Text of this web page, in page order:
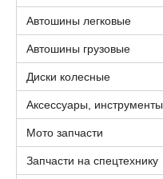
Автошины легковые
Автошины грузовые
Диски колесные
Аксессуары, инструменты
Мото запчасти
Запчасти на спецтехнику